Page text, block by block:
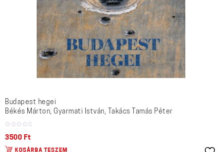
Budapest hegei
Békés Márton, Gyarmati István, Takács Tamás Péter
3500 Ft
KOSÁRBA TESZEM